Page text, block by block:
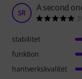
SR A second
stabilitet
funktion
hantverkskvalitet